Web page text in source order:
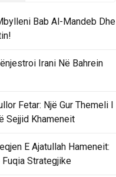
Bab Al-Mandeb Dhe
Irani Në Bahrein
Fetar: Një Gur Themeli I
Sejjid Khameneit
E Ajatullah Hameneit:
Fuqia Strategjike